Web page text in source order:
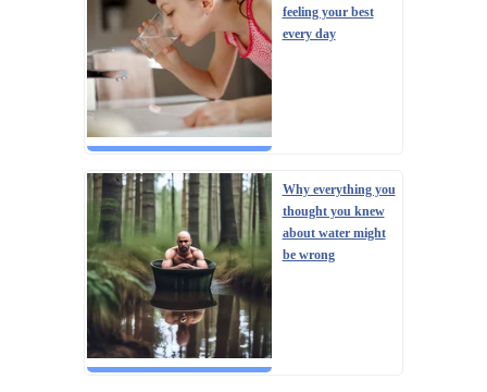
feeling your best
every day
Why everything you
thought you knew
about water might
be wrong